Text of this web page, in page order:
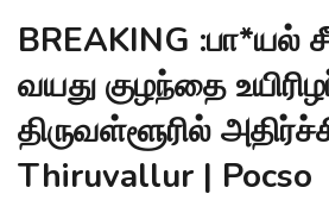
BREAKING :பா*யல்
வயது குழந்தை
திருவள்ளூரில்
Thiruvallur | Pocso